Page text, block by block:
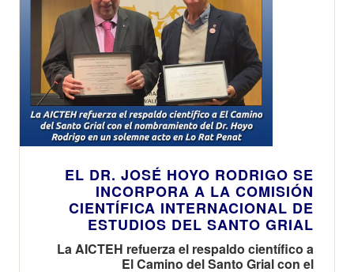
EL DR. JOSÉ HOYO RODRIGO SE
INCORPORA A LA COMISIÓN
CIENTÍFICA INTERNACIONAL DE
ESTUDIOS DEL SANTO GRIAL
La AICTEH refuerza el respaldo científico a
El Camino del Santo Grial con el